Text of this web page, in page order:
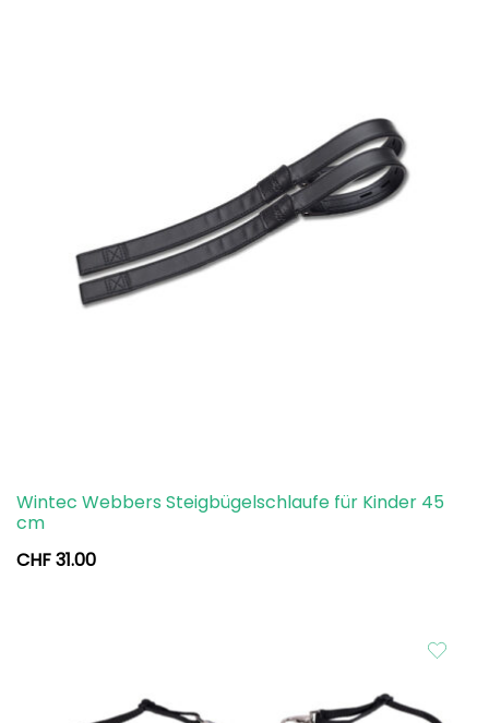
Wintec Webbers Steigbügelschlaufe für Kinder 45
cm
CHF31.00